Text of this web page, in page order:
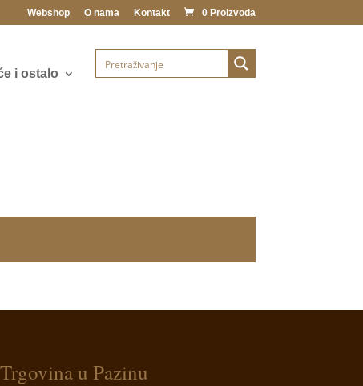
Webshop O nama Kontakt 0 Proizvoda
i ostalo
Trgovina u Pazinu